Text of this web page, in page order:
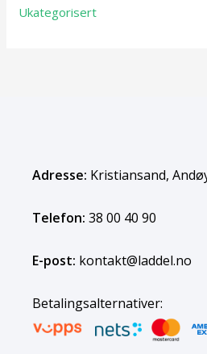
Ukategorisert
Adresse: Kristiansand,
Telefon: 38 00 40 90
E-post: kontakt@laddel.no
Betalingsalternativer: